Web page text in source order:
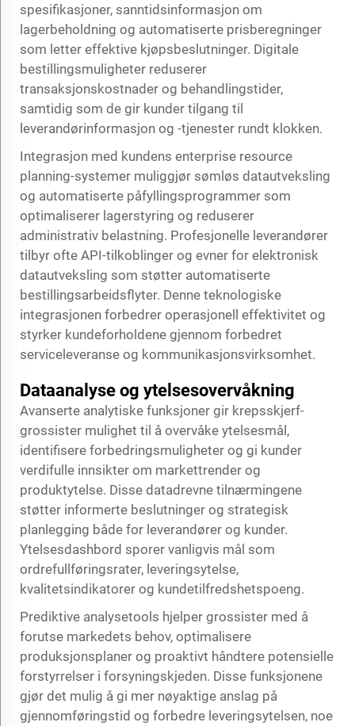
spesifikasjoner, sanntidsinformasjon om
lagerbeholdning og automatiserte prisberegninger
som letter effektive kjøpsbeslutninger. Digitale
bestillingsmuligheter reduserer
transaksjonskostnader og behandlingstider,
samtidig som de gir kunder tilgang til
leverandørinformasjon og -tjenester rundt klokken.
Integrasjon med kundens enterprise resource
planning-systemer muliggjør sømløs datautveksling
og automatiserte påfyllingsprogrammer som
optimaliserer lagerstyring og reduserer
administrativ belastning. Profesjonelle leverandører
tilbyr ofte API-tilkoblinger og evner for elektronisk
datautveksling som støtter automatiserte
bestillingsarbeidsflyter. Denne teknologiske
integrasjonen forbedrer operasjonell effektivitet og
styrker kundeforholdene gjennom forbedret
serviceleveranse og kommunikasjonsvirksomhet.
Dataanalyse og ytelsesovervåkning
Avanserte analytiske funksjoner gir krepsskjerf-
grossister mulighet til å overvåke ytelsesmål,
identifisere forbedringsmuligheter og gi kunder
verdifulle innsikter om markettrender og
produktytelse. Disse datadrevne tilnærmingene
støtter informerte beslutninger og strategisk
planlegging både for leverandører og kunder.
Ytelsesdashbord sporer vanligvis mål som
ordrefullføringsrater, leveringsytelse,
kvalitetsindikatorer og kundetilfredshetspoeng.
Prediktive analysetools hjelper grossister med å
forutse markedets behov, optimalisere
produksjonsplaner og proaktivt håndtere potensielle
forstyrrelser i forsyningskjeden. Disse funksjonene
gjør det mulig å gi mer nøyaktige anslag på
gjennomføringstid og forbedre leveringsytelsen, noe